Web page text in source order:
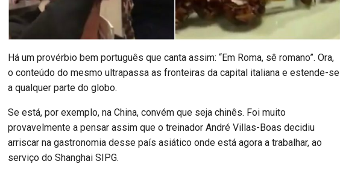
Há um provérbio bem português que canta assim: “Em Roma, sê romano”. Ora,
o conteúdo do mesmo ultrapassa as fronteiras da capital italiana e estende-se
a qualquer parte do globo.
Se está, por exemplo, na China, convém que seja chinês. Foi muito
provavelmente a pensar assim que o treinador André Villas-Boas decidiu
arriscar na gastronomia desse país asiático onde está agora a trabalhar, ao
serviço do Shanghai SIPG.